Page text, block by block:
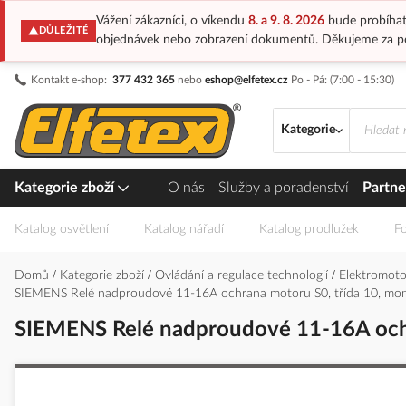
DŮLEŽITÉ
Vážení zákazníci, o víkendu 8. a 9. 8. 2026bude probíhat
objednávek nebo zobrazení dokumentů. Děkujeme za
Kontakt e-shop: 377 432 365 nebo eshop@elfetex.cz Po - Pá: (7:00 - 15:30)
Přejít
obsah
Kategorie
Kategorie zboží O nás Služby a poradenství
Katalog osvětlení Katalog nářadí Katalog prodlužek
Domů Kategorie zboží Ovládání a regulace technologií
SIEMENS Relé nadproudové 11-16A ochrana motoru S0, třída 10,
SIEMENS Relé nadproudové 11-16A